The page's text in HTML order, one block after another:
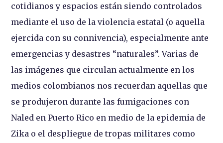
cotidianos y espacios están siendo controlados
mediante el uso de la violencia estatal (o aquella
ejercida con su connivencia), especialmente ante
emergencias y desastres “naturales”. Varias de
las imágenes que circulan actualmente en los
medios colombianos nos recuerdan aquellas que
se produjeron durante las fumigaciones con
Naled en Puerto Rico en medio de la epidemia de
Zika o el despliegue de tropas militares como